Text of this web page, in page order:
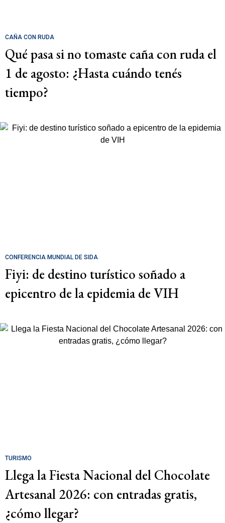
CAÑA CON RUDA
Qué pasa si no tomaste caña con ruda el
1 de agosto: ¿Hasta cuándo tenés
tiempo?
CONFERENCIA MUNDIAL DE SIDA
Fiyi: de destino turístico soñado a
epicentro de la epidemia de VIH
TURISMO
Llega la Fiesta Nacional del Chocolate
Artesanal 2026: con entradas gratis,
¿cómo llegar?